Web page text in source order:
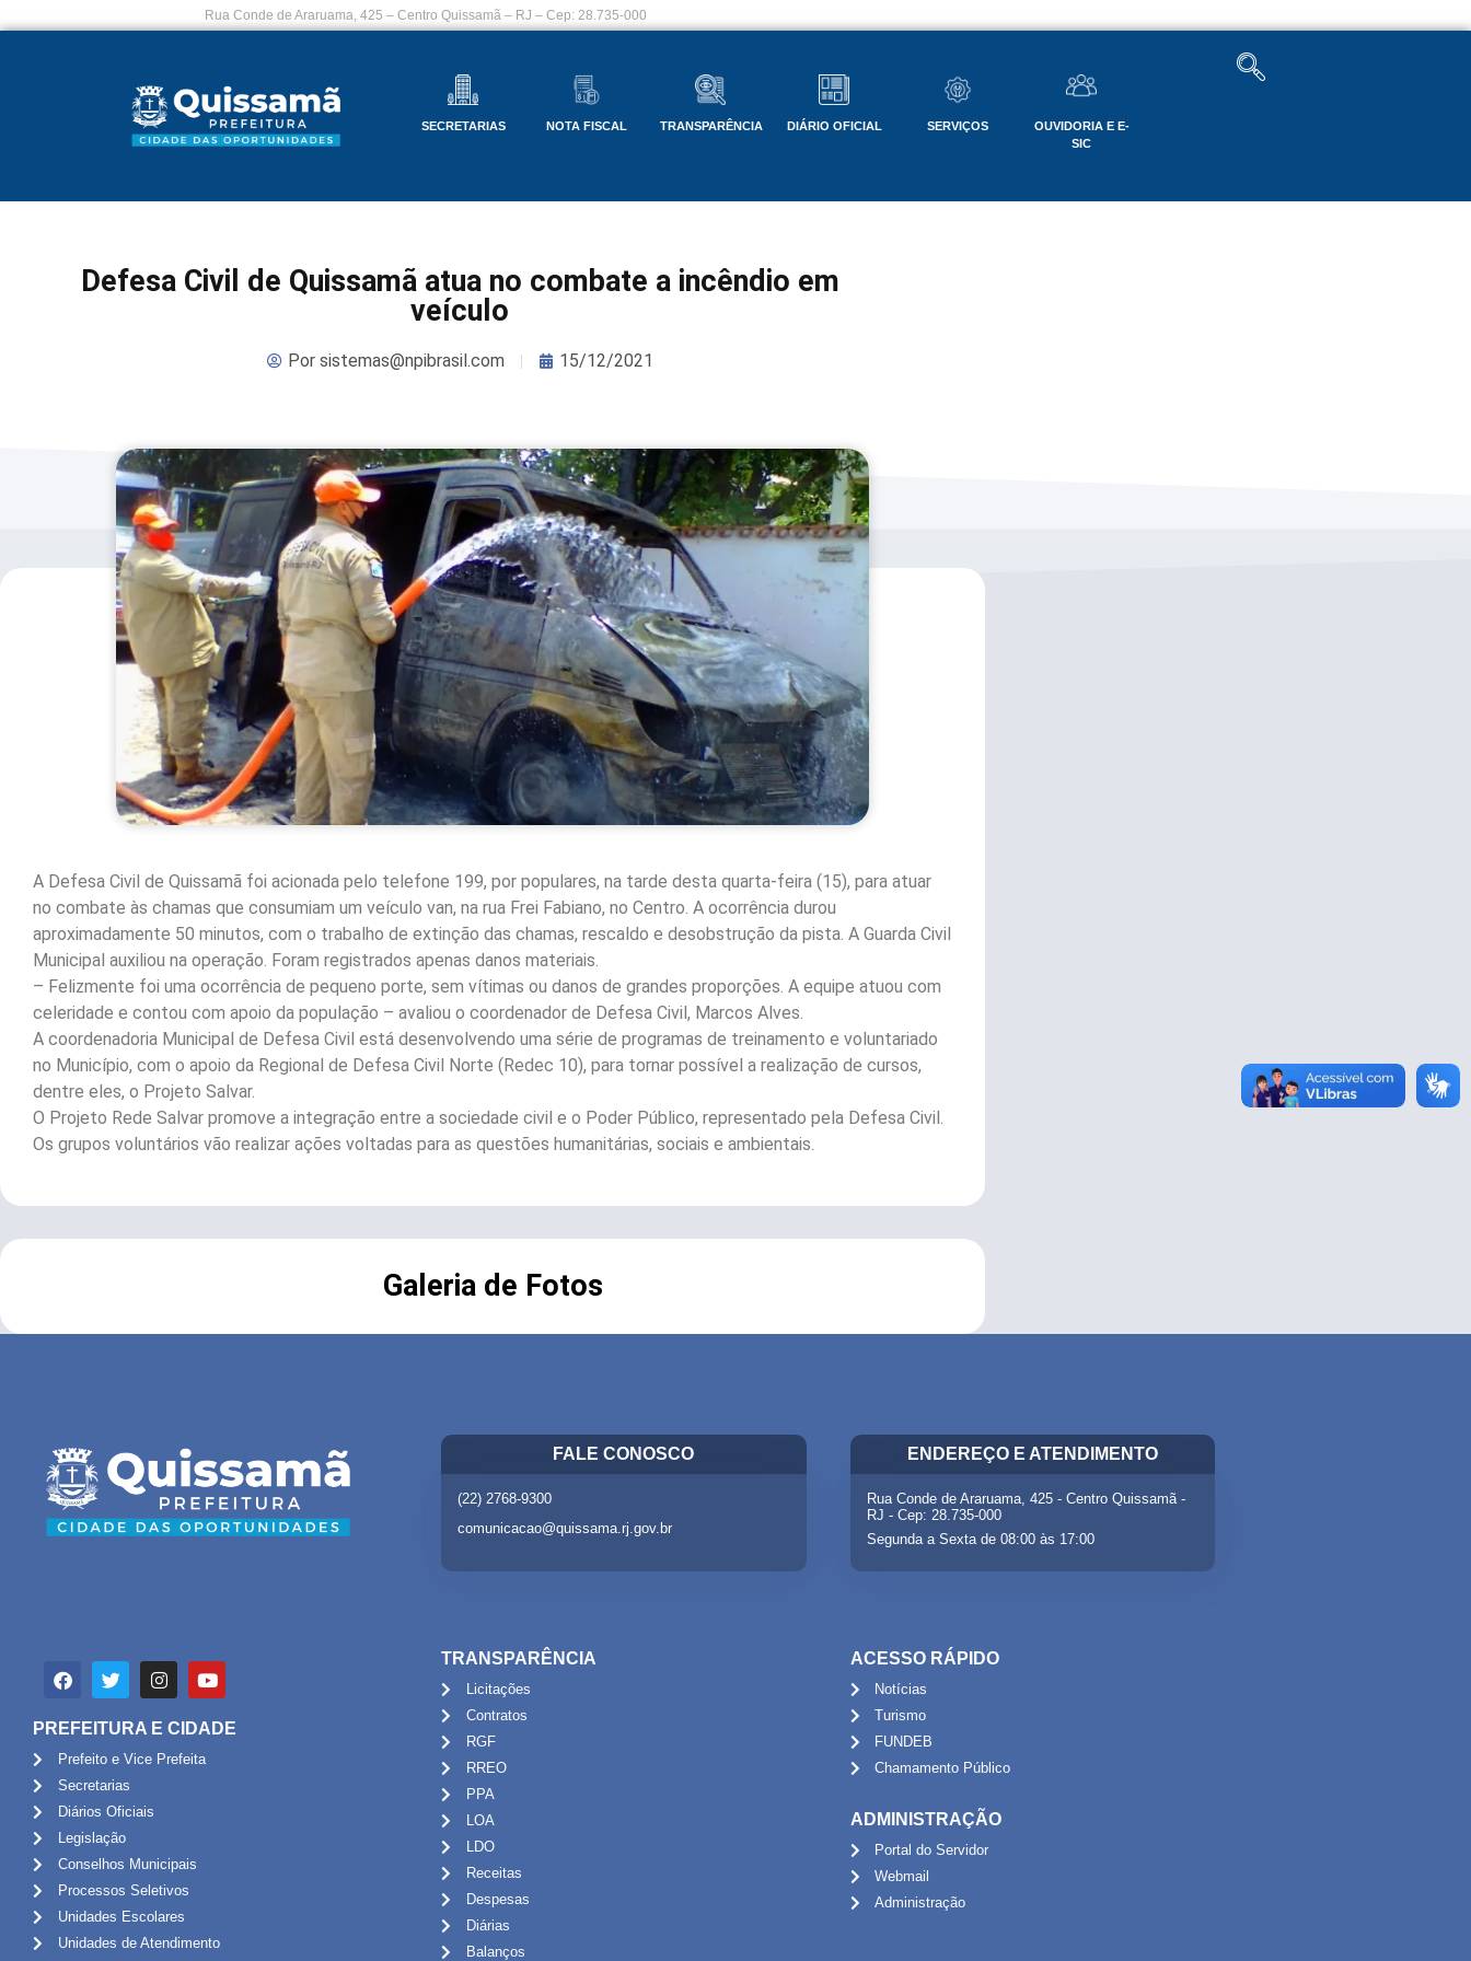
Rua Conde de Araruama, 425 – Centro Quissamã – RJ – Cep: 28.735-000
SECRETARIAS NOTA FISCAL TRANSPARÊNCIA DIÁRIO OFICIAL SERVIÇOS
OUVIDORIA E E-
SIC
Defesa Civil de Quissamã atua no combate a incêndio em
veículo
Porsistemas@npibrasil.com 15/12/2021
A Defesa Civil de Quissamã foi acionada pelo telefone 199, por populares, na tarde desta quarta-feira (15), para atuar
no combate às chamas que consumiam um veículo van, na rua Frei Fabiano, no Centro. A ocorrência durou
aproximadamente 50 minutos, com o trabalho de extinção das chamas, rescaldo e desobstrução da pista. A Guarda Civil
Municipal auxiliou na operação. Foram registrados apenas danos materiais.
– Felizmente foi uma ocorrência de pequeno porte, sem vítimas ou danos de grandes proporções. A equipe atuou com
celeridade e contou com apoio da população – avaliou o coordenador de Defesa Civil, Marcos Alves.
A coordenadoria Municipal de Defesa Civil está desenvolvendo uma série de programas de treinamento e voluntariado
no Município, com o apoio da Regional de Defesa Civil Norte (Redec 10), para tornar possível a realização de cursos,
dentre eles, o Projeto Salvar.
O Projeto Rede Salvar promove a integração entre a sociedade civil e o Poder Público, representado pela Defesa Civil.
Os grupos voluntários vão realizar ações voltadas para as questões humanitárias, sociais e ambientais.
Galeria de Fotos
FALE CONOSCO
(22) 2768-9300
comunicacao@quissama.rj.gov.br
ENDEREÇO E ATENDIMENTO
Rua Conde de Araruama, 425 - Centro Quissamã -
RJ - Cep: 28.735-000
Segunda a Sexta de 08:00 às 17:00
PREFEITURA E CIDADE
Prefeito e Vice Prefeita
Secretarias
Diários Oficiais
Legislação
Conselhos Municipais
Processos Seletivos
Unidades Escolares
Unidades de Atendimento
TRANSPARÊNCIA
Licitações
Contratos
RGF
RREO
PPA
LOA
LDO
Receitas
Despesas
Diárias
Balanços
ACESSO RÁPIDO
Notícias
Turismo
FUNDEB
Chamamento Público
ADMINISTRAÇÃO
Portal do Servidor
Webmail
Administração